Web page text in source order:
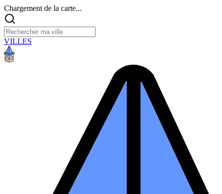
Chargement de la carte...
VILLES